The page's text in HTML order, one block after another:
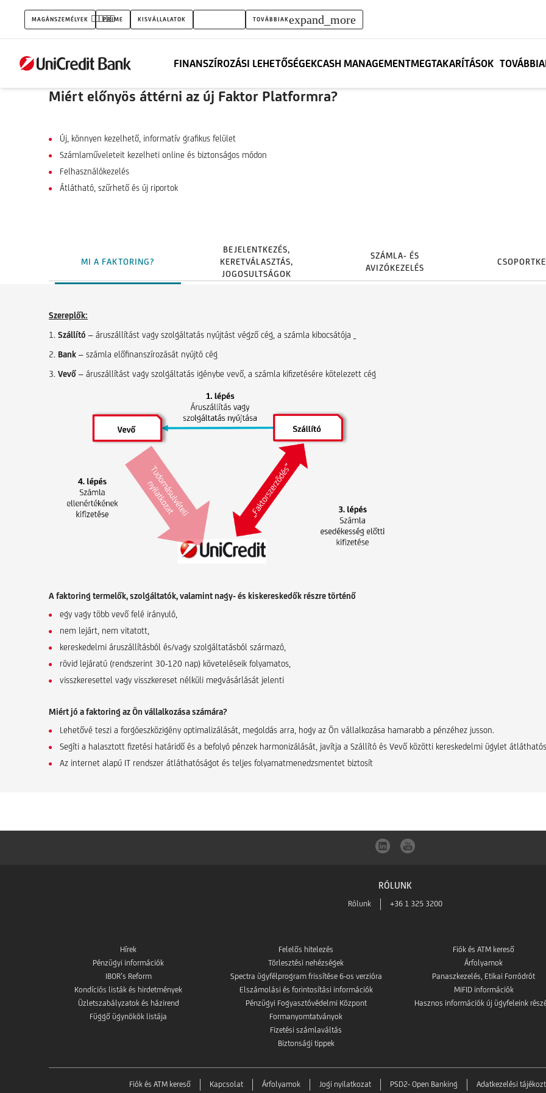
Faktor
Platform
MAGÁNSZEMÉLYEK PRIME KISVÁLLALATOK TOVÁBBIAKexpand_more
FINANSZÍROZÁSI LEHETŐSÉGEKCASH MANAGEMENTMEGTAKARÍTÁSOK
Miért előnyös áttérni az új Faktor Platformra?
Új, könnyen kezelhető, informatív grafikus felület
Számlaműveleteit kezelheti online és biztonságos módon
Felhasználókezelés
Átlátható, szűrhető és új riportok
MI A FAKTORING?
BEJELENTKEZÉS,
KERETVÁLASZTÁS,
JOGOSULTSÁGOK
SZÁMLA- ÉS
AVIZÓKEZELÉS
Szereplők:
1. Szállító – áruszállítást vagy szolgáltatás nyújtást végző cég, a számla kibocsátója
2. Bank – számla előfinanszírozását nyújtó cég
3. Vevő – áruszállítást vagy szolgáltatás igénybe vevő, a számla kifizetésére kötelezett cég
A faktoring termelők, szolgáltatók, valamint nagy- és kiskereskedők részre történő
egy vagy több vevő felé irányuló,
nem lejárt, nem vitatott,
kereskedelmi áruszállításból és/vagy szolgáltatásból származó,
rövid lejáratú (rendszerint 30-120 nap) követeléseik folyamatos,
visszkeresettel vagy visszkereset nélküli megvásárlását jelenti
Miért jó a faktoring az Ön vállalkozása számára?
Lehetővé teszi a forgóeszközigény optimalizálását, megoldás arra, hogy az Ön vállalkozása hamarabb a pénzéhez jusson.
Segíti a halasztott fizetési határidő és a befolyó pénzek harmonizálását, javítja a Szállító és Vevő közötti kereskedelmi ügylet
Az internet alapú IT rendszer átláthatóságot és teljes folyamatmenedzsmentet biztosít
RÓLUNK
Rólunk +36 1 325 3200
Hírek
Pénzügyi információk
IBOR’s Reform
Kondíciós listák és hirdetmények
Üzletszabályzatok és házirend
Függő ügynökök listája
Felelős hitelezés
Törlesztési nehézségek
Spectra ügyfélprogram frissítése 6-os verzióra
Elszámolási és forintosítási információk
Pénzügyi Fogyasztóvédelmi Központ
Formanyomtatványok
Fizetési számlaváltás
Biztonsági tippek
Fiók és ATM kereső
Árfolyamok
Panaszkezelés, Etikai Forródrót
MiFID információk
Hasznos információk új ügyfeleink
Fiók és ATM kereső Kapcsolat Árfolyamok Jogi nyilatkozat PSD2- Open Banking Adatkezelési